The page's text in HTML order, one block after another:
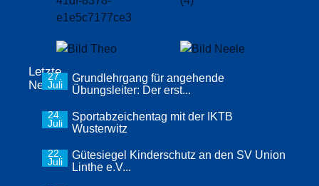
Letzte
News
27.
Juli
Grundlehrgang für angehende
Übungsleiter: Der erst...
24.
Juli
Sportabzeichentag mit der IKTB
Wusterwitz
22.
Juli
Gütesiegel Kinderschutz an den SV Union
Linthe e.V...